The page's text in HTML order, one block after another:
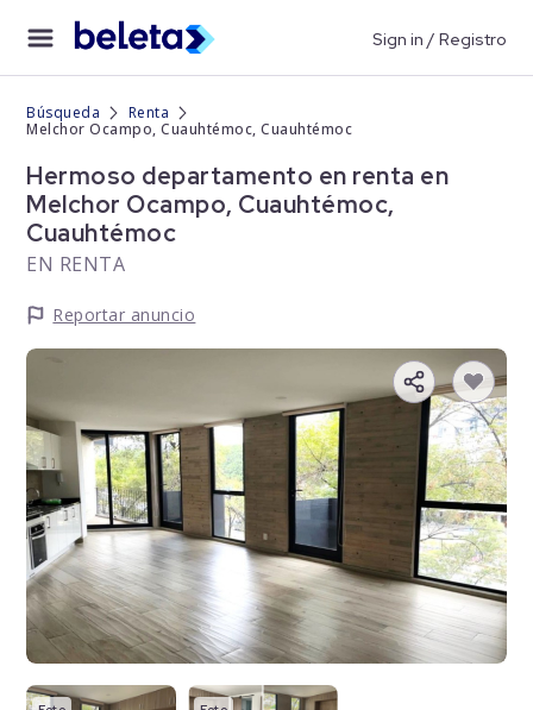
Sign in / Registro
Búsqueda
Renta
Melchor Ocampo, Cuauhtémoc, Cuauhtémoc
Hermoso departamento en renta en
Melchor Ocampo, Cuauhtémoc,
Cuauhtémoc
EN RENTA
Reportar anuncio